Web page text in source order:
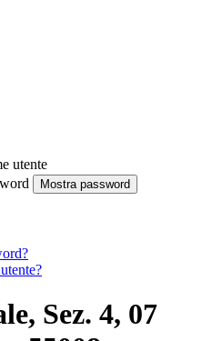
utente
Mostra password
Sez. 4, 07